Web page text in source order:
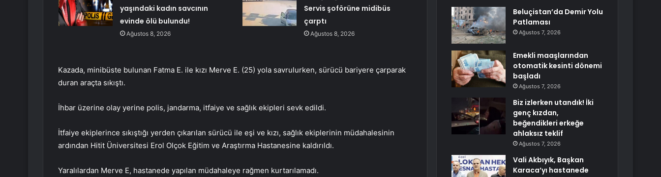
yaşındaki kadın savcının
evinde ölü bulundu!
Ağustos 8, 2026
Servis şoförüne midibüs
çarptı
Ağustos 8, 2026
Kazada, minibüste bulunan Fatma E. ile kızı Merve E. (25) yola savrulurken, sürücü bariyere çarparak
duran araçta sıkıştı.
İhbar üzerine olay yerine polis, jandarma, itfaiye ve sağlık ekipleri sevk edildi.
İtfaiye ekiplerince sıkıştığı yerden çıkarılan sürücü ile eşi ve kızı, sağlık ekiplerinin müdahalesinin
ardından Hitit Üniversitesi Erol Olçok Eğitim ve Araştırma Hastanesine kaldırıldı.
Yaralılardan Merve E, hastanede yapılan müdahaleye rağmen kurtarılamadı.
Beluçistan’da Demir Yolu
Patlaması
Ağustos 7, 2026
Emekli maaşlarından
otomatik kesinti dönemi
başladı
Ağustos 7, 2026
Biz izlerken utandık! İki
genç kızdan,
beğendikleri erkeğe
ahlaksız teklif
Ağustos 7, 2026
Vali Akbıyık, Başkan
Karaca’yı hastanede